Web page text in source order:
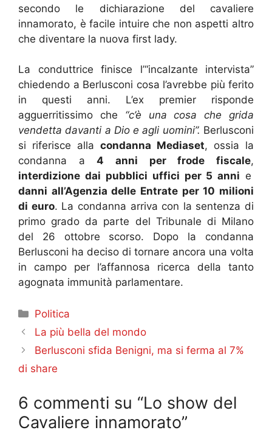
secondo le dichiarazione del cavaliere
innamorato, è facile intuire che non aspetti altro
che diventare la nuova first lady.
La conduttrice finisce l’“incalzante intervista”
chiedendo a Berlusconi cosa l’avrebbe più ferito
in questi anni. L’ex premier risponde
agguerritissimo che “c’è una cosa che grida
vendetta davanti a Dio e agli uomini”. Berlusconi
si riferisce alla condanna Mediaset, ossia la
condanna a4 anni per frode fiscale,
interdizione dai pubblici uffici per 5 anni e
danni all’Agenzia delle Entrate per 10 milioni
di euro. La condanna arriva con la sentenza di
primo grado da parte del Tribunale di Milano
del 26 ottobre scorso. Dopo la condanna
Berlusconi ha deciso di tornare ancora una volta
in campo per l’affannosa ricerca della tanto
agognata immunità parlamentare.
Categorie
Politica
La più bella del mondo
Berlusconi sfida Benigni, ma si ferma al 7%
di share
6 commenti su “Lo show del
Cavaliere innamorato”